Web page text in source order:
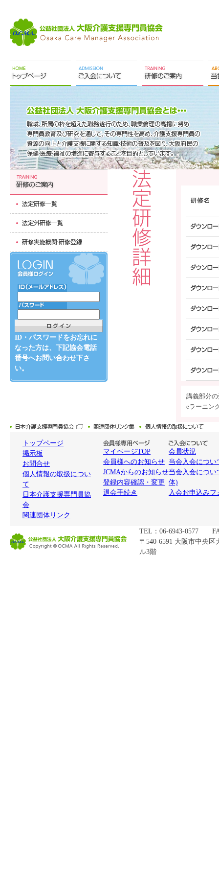
ID・パスワードをお忘れに
なった方は、下記協会電話
番号へお問い合わせ下さ
い。
講義部分
eラーニン
トップページ
掲示板
お問合せ
個人情報の取扱につい
て
日本介護支援専門員協
会
関連団体リンク
マイページTOP
会員様へのお知らせ
JCMAからのお知らせ
登録内容確認・変更
退会手続き
会員状況
当会入会につい
当会入会につい
体)
入会お申込みフ
TEL：06-6943-0577
〒540-6591 大阪市中央
ル3階